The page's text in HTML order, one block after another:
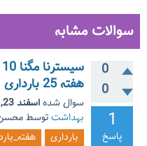
سوالات مشابه
0
0
1
پاسخ
هفته 25 بارداری
سوال شدهاسفند 23, 1396
بهداشتتوسط
بارداری